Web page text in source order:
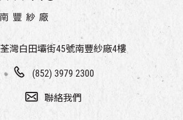
荃灣白田壩街45號南豐紗廠4樓
(852) 3979 2300
聯絡我們